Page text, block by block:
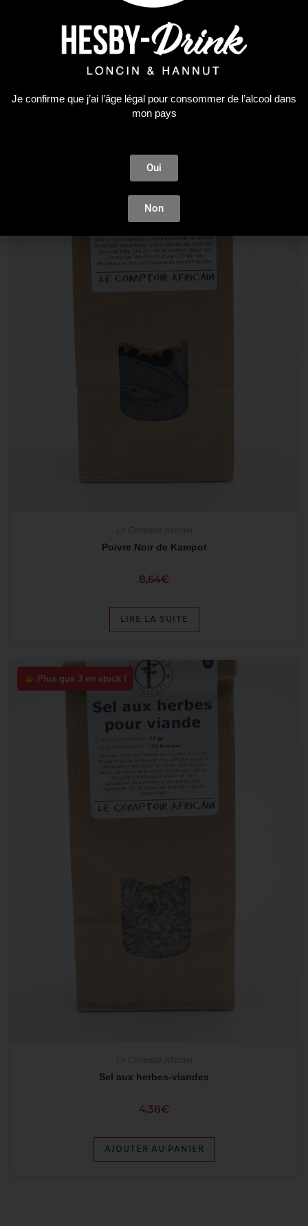
5,06€
Poivre Noir de Kampot
8,64€
LIRE LA SUITE
Plus que 3 en stock !
Sel aux herbes-viandes
4,38€
AJOUTER AU PANIER
Je confirme que j’ai l’âge légal pour consommer de l’alcool dans
mon pays
Oui
Non